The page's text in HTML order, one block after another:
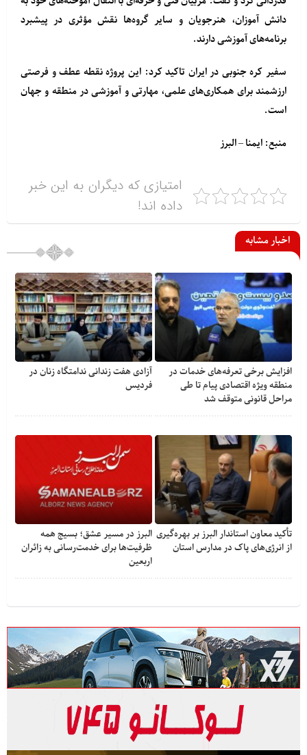
دانش آموزان، هنرجویان و سایر گروه‌ها نقش مؤثری در پیشبرد
برنامه‌های آموزشی دارند.
سفیر کره جنوبی در ایران تاکید کرد: این پروژه نقطه عطف و فرصتی
ارزشمند برای همکاری‌های علمی، مهارتی و آموزشی در منطقه و جهان
است.
منبع: ایمنا – البرز
امتیازی که دیگران به این خبر
داده اند!
اخبار مشابه
افزایش برخی تعرفه‌های خدمات در
منطقه ویژه اقتصادی پیام تا طی
مراحل قانونی متوقف شد
آزادی هفت زندانی ندامتگاه زنان در
فردیس
تأکید معاون استاندار البرز بر بهره‌گیری
از انرژی‌های پاک در مدارس استان
البرز در مسیر عشق؛ بسیج همه
ظرفیت‌ها برای خدمت‌رسانی به زائران
اربعین